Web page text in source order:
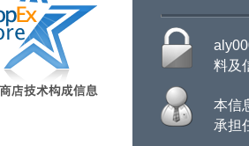
料及
本信
承担